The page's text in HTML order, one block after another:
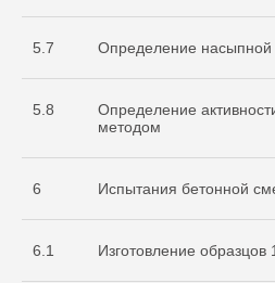
5.7 Определение насыпной
5.8
Определение
методом
6 Испытания бетонной
6.1 Изготовление образцов